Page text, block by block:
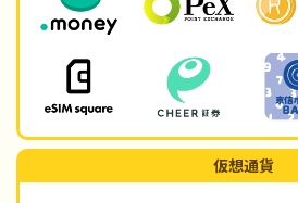
仮想通貨